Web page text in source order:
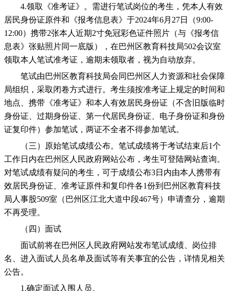
4.领取《准考证》。需进行笔试岗位的考生，凭本人有效
居民身份证原件和《报考信息表》于2024年6月27日（9:00-
12:00）携带2张本人近期2寸免冠彩色证件照片（与《报考信
息表》张贴照片同一底版），在巴州区教育科技局502会议室
领取本人笔试准考证，逾期未领取者，视为自动放弃。
笔试由巴州区教育科技局会同巴州区人力资源和社会保障
局组织，采取闭卷方式进行。考生须按准考证上规定的时间和
地点、携带《准考证》和本人有效居民身份证（不含旧版临时
身份证、过期身份证、第一代居民身份证、电子身份证和身份
证复印件）参加笔试，两证不全者不得参加笔试。
（三）原始笔试成绩公布。笔试成绩将于考试结束后1个
工作日内在巴州区人民政府网站公布，考生可登陆网站查询。
对笔试成绩有疑问的考生，可于成绩公布3日内由本人携带有
效居民身份证、准考证原件和复印件各1份到巴州区教育科技
局人事股509室（巴州区江北大道中段467号）申请查分，逾期
不再受理。
（四）面试
面试前将在巴州区人民政府网站发布笔试成绩、岗位排
名、进入面试人员名单及面试等有关事宜的公告，详情见相关
公告。
1.确定面试入围人员。